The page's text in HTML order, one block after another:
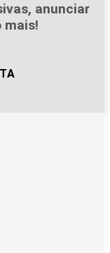
anunciar
mais!